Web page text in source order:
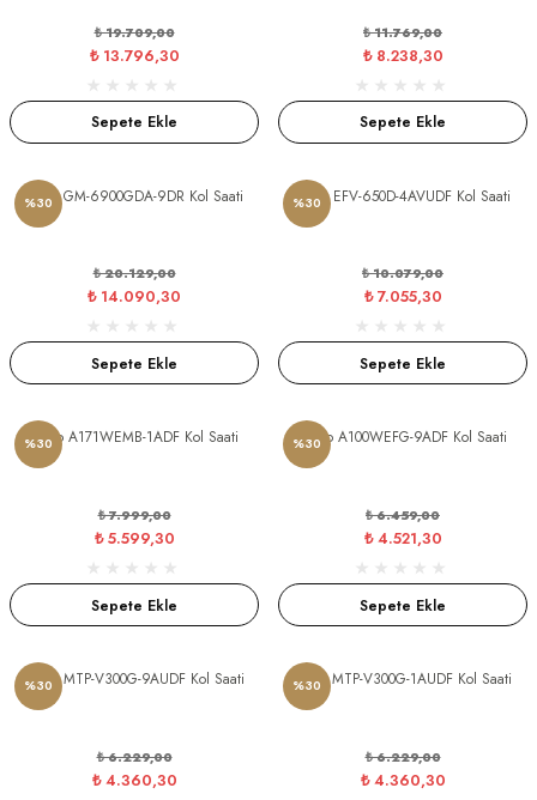
₺ 19.709,00
₺ 13.796,30
Sepete Ekle
₺ 11.769,00
₺ 8.238,30
Sepete Ekle
%30
Casio GM-6900GDA-9DR Kol Saati
₺ 20.129,00
₺ 14.090,30
Sepete Ekle
%30
Casio EFV-650D-4AVUDF Kol Saati
₺ 10.079,00
₺ 7.055,30
Sepete Ekle
%30
Casio A171WEMB-1ADF Kol Saati
₺ 7.999,00
₺ 5.599,30
Sepete Ekle
%30
Casio A100WEFG-9ADF Kol Saati
₺ 6.459,00
₺ 4.521,30
Sepete Ekle
%30
Casio MTP-V300G-9AUDF Kol Saati
₺ 6.229,00
₺ 4.360,30
%30
Casio MTP-V300G-1AUDF Kol Saati
₺ 6.229,00
₺ 4.360,30